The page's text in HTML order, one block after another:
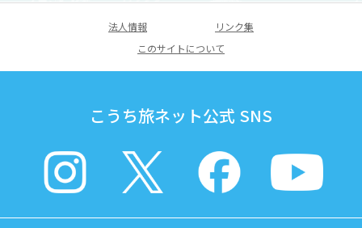
法人情報
リンク集
このサイトについて
こうち旅ネット公式 SNS